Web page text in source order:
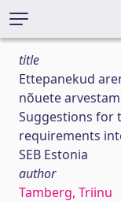
title
Ettepanekud
nõuete
Suggestions for
requirements
SEB Estonia
author
Tamberg, Triinu